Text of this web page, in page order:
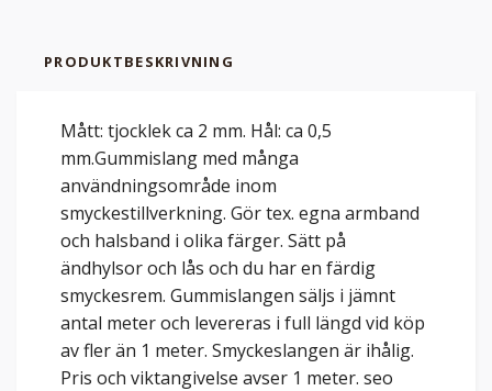
PRODUKTBESKRIVNING
Mått: tjocklek ca 2 mm. Hål: ca 0,5
mm.Gummislang med många
användningsområde inom
smyckestillverkning. Gör tex. egna armband
och halsband i olika färger. Sätt på
ändhylsor och lås och du har en färdig
smyckesrem. Gummislangen säljs i jämnt
antal meter och levereras i full längd vid köp
av fler än 1 meter. Smyckeslangen är ihålig.
Pris och viktangivelse avser 1 meter. seo